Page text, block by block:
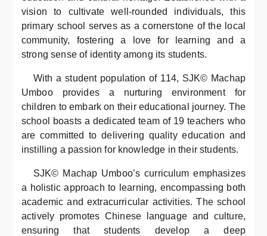
vision to cultivate well-rounded individuals, this
primary school serves as a cornerstone of the local
community, fostering a love for learning and a
strong sense of identity among its students.
With a student population of 114, SJK© Machap
Umboo provides a nurturing environment for
children to embark on their educational journey. The
school boasts a dedicated team of 19 teachers who
are committed to delivering quality education and
instilling a passion for knowledge in their students.
SJK© Machap Umboo’s curriculum emphasizes
a holistic approach to learning, encompassing both
academic and extracurricular activities. The school
actively promotes Chinese language and culture,
ensuring that students develop a deep